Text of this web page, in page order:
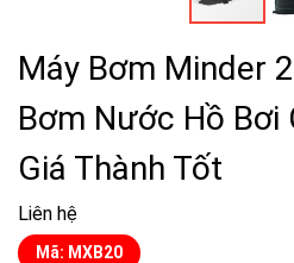
Máy Bơm Minder
Bơm Nước Hồ Bơi
Giá Thành Tốt
Liên hệ
Mã: MXB20